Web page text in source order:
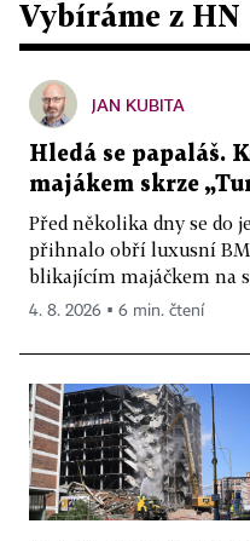
Vybíráme z HN
JAN KUBITA
Hledá se papaláš.
majákem skrze
Před několika dny se do
přihnalo obří luxusní
blikajícím majáčkem na
4. 8. 2026 ▪ 6 min. čtení